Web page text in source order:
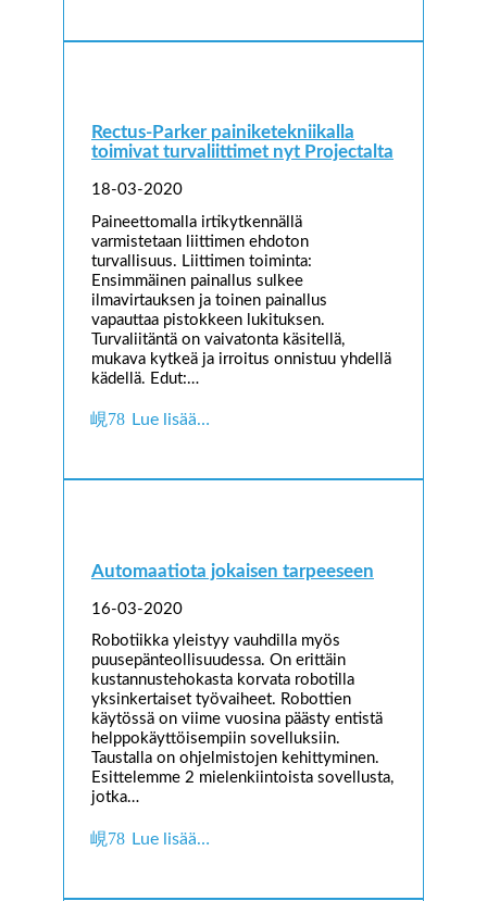
Rectus-Parker painiketekniikalla
toimivat turvaliittimet nyt Projectalta
18-03-2020
Paineettomalla irtikytkennällä
varmistetaan liittimen ehdoton
turvallisuus. Liittimen toiminta:
Ensimmäinen painallus sulkee
ilmavirtauksen ja toinen painallus
vapauttaa pistokkeen lukituksen.
Turvaliitäntä on vaivatonta käsitellä,
mukava kytkeä ja irroitus onnistuu yhdellä
kädellä. Edut:…
Lue lisää…
Automaatiota jokaisen tarpeeseen
16-03-2020
Robotiikka yleistyy vauhdilla myös
puusepänteollisuudessa. On erittäin
kustannustehokasta korvata robotilla
yksinkertaiset työvaiheet. Robottien
käytössä on viime vuosina päästy entistä
helppokäyttöisempiin sovelluksiin.
Taustalla on ohjelmistojen kehittyminen.
Esittelemme 2 mielenkiintoista sovellusta,
jotka…
Lue lisää…